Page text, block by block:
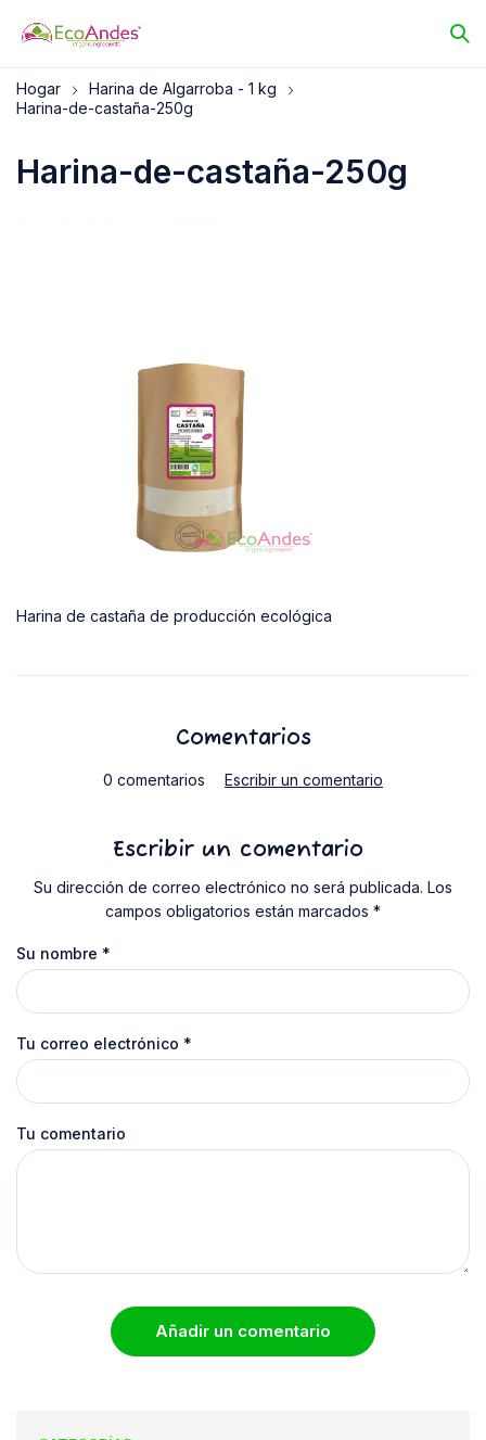
Hogar
Harina de Algarroba - 1 kg
Harina-de-castaña-250g
Harina-de-castaña-250g
Harina de castaña de producción ecológica
Comentarios
0 comentarios Escribir un comentario
Escribir un comentario
Su dirección de correo electrónico no será publicada. Los
campos obligatorios están marcados *
Su nombre *
Tu correo electrónico *
Tu comentario
Añadir un comentario